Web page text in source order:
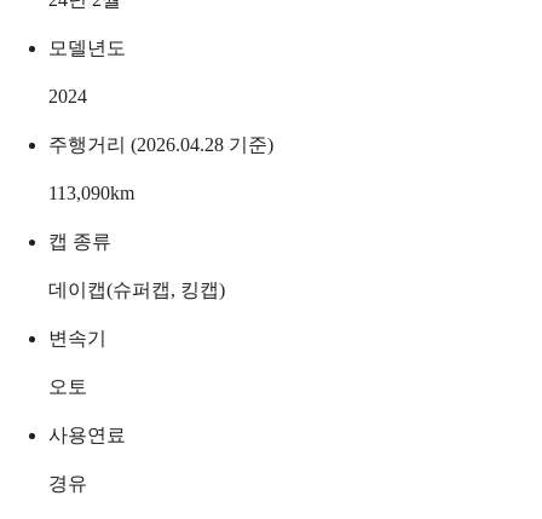
모델년도
2024
주행거리 (2026.04.28 기준)
113,090km
캡 종류
데이캡(슈퍼캡, 킹캡)
변속기
오토
사용연료
경유